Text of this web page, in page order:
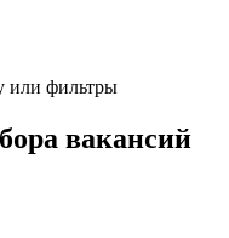
или фильтры
вакансий